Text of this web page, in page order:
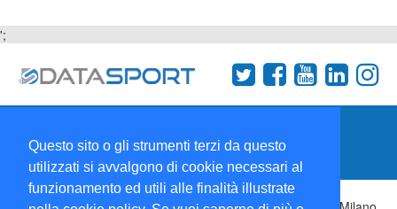
Questo sito o gli strumenti terzi da questo
utilizzati si avvalgono di cookie necessari al
funzionamento ed utili alle finalità illustrate
';
Collabora con noi